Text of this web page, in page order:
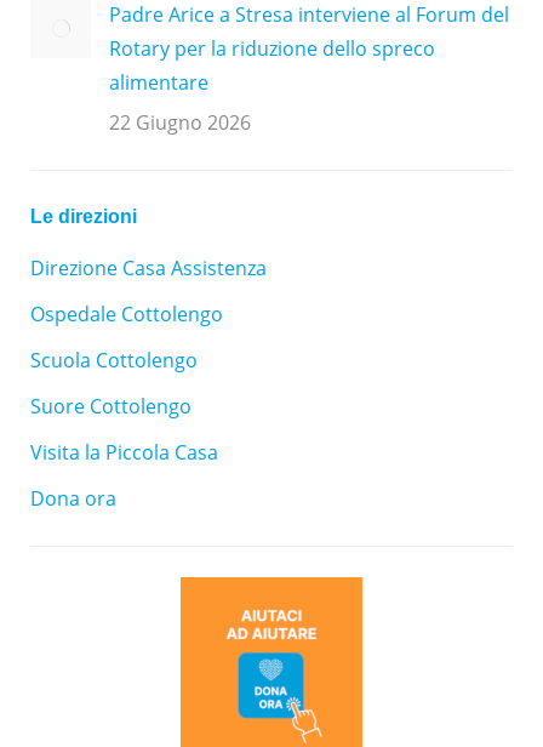
Padre Arice a Stresa interviene al Forum del
Rotary per la riduzione dello spreco
alimentare
22 Giugno 2026
Le direzioni
Direzione Casa Assistenza
Ospedale Cottolengo
Scuola Cottolengo
Suore Cottolengo
Visita la Piccola Casa
Dona ora